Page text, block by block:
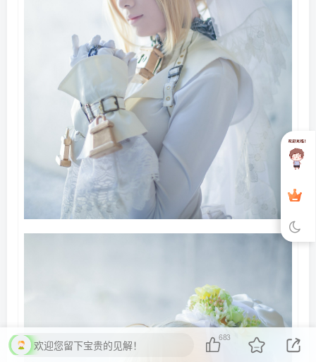
欢迎您留下宝贵的见解！
683